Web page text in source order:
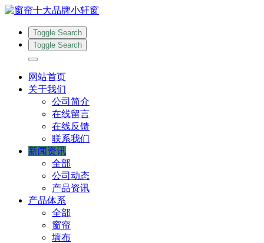
Toggle Search
Toggle Search
网站首页
关于我们
公司简介
在线留言
在线反馈
联系我们
新闻资讯
全部
公司动态
产品资讯
产品体系
全部
窗帘
墙布